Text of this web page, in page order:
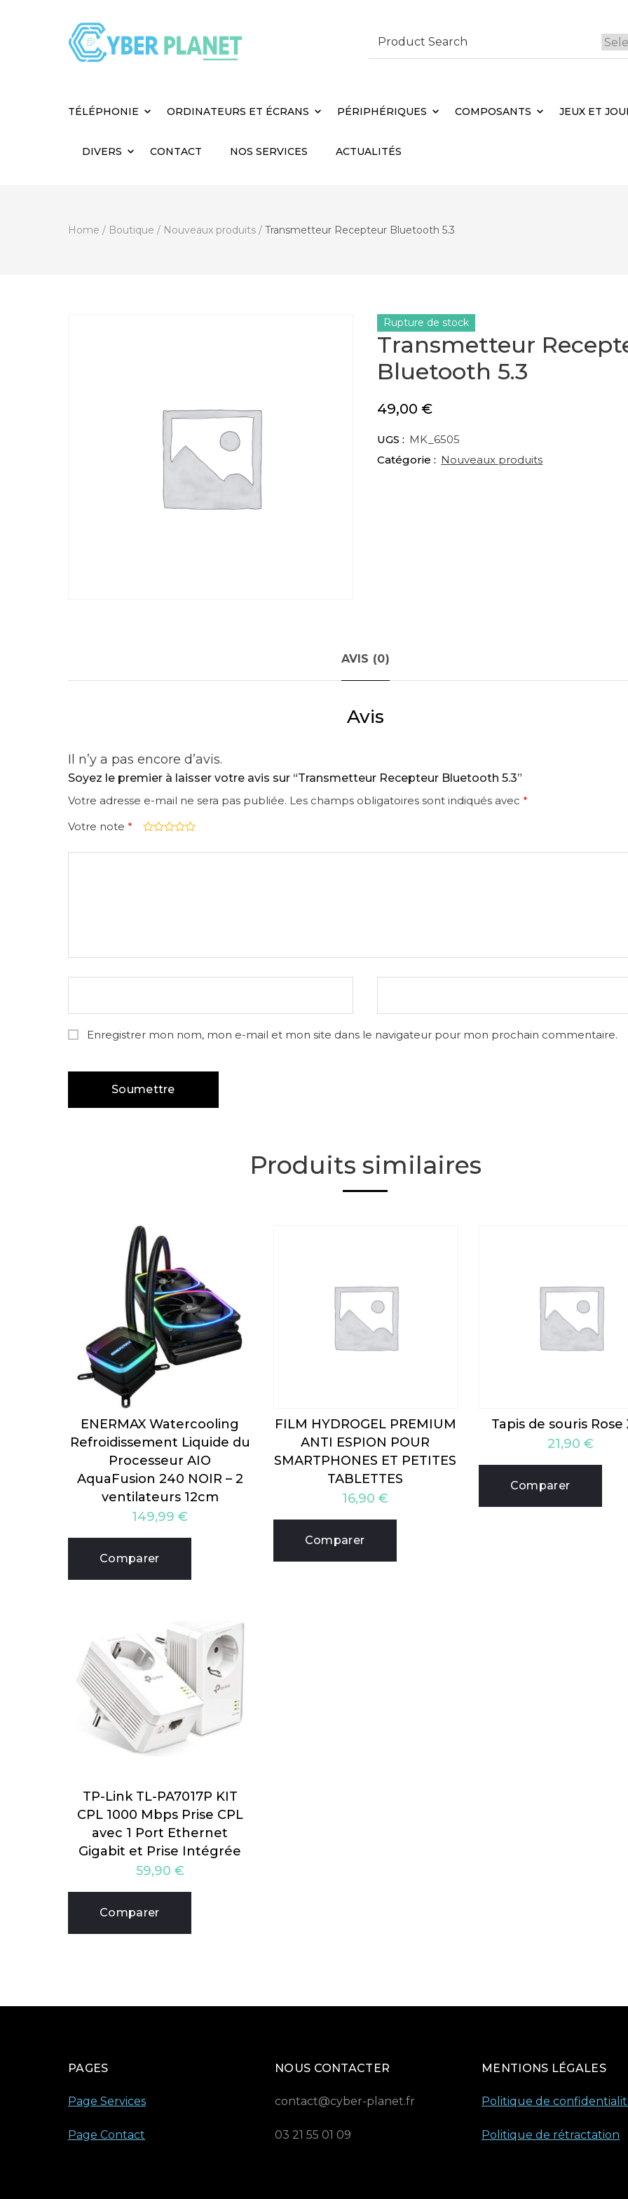
Search
for:
TÉLÉPHONIE ORDINATEURS ET ÉCRANS PÉRIPHÉRIQUES COMPOSANTS JEUX ET
DIVERS CONTACT NOS SERVICES ACTUALITÉS
Home / Boutique / Nouveaux produits / Transmetteur Recepteur Bluetooth 5.3
Transmetteur
Bluetooth 5.3
49,00 €
Rupture de stock
UGS : MK_6505
Catégorie : Nouveaux produits
AVIS (0)
Avis
Il n’y a pas encore d’avis.
Soyez le premier à laisser votre avis sur “Transmetteur Recepteur Bluetooth 5.3”
Votre adresse e-mail ne sera pas publiée. Les champs obligatoires sont indiqués avec *
Votre note *
Enregistrer mon nom, mon e-mail et mon site dans le navigateur pour mon prochain commentaire.
Produits similaires
ENERMAX Watercooling
Refroidissement Liquide du
Processeur AIO
AquaFusion 240 NOIR – 2
ventilateurs 12cm
149,99€
Comparer
FILM HYDROGEL PREMIUM
ANTI ESPION POUR
SMARTPHONES ET PETITES
TABLETTES
16,90€
Comparer
Tapis de souris Rose
21,90€
Comparer
TP-Link TL-PA7017P KIT
CPL 1000 Mbps Prise CPL
avec 1 Port Ethernet
Gigabit et Prise Intégrée
59,90 €
Comparer
PAGES
Page Services
Page Contact
NOUS CONTACTER
contact@cyber-planet.fr
03 21 55 01 09
MENTIONS LÉGALES
Politique de
Politique de rétractation